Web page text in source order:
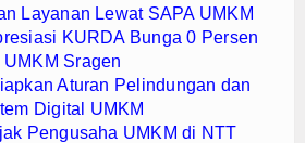
Layanan Lewat SAPA UMKM
KURDA Bunga 0 Persen
Sragen
Aturan Pelindungan dan
Digital UMKM
Pengusaha UMKM di NTT